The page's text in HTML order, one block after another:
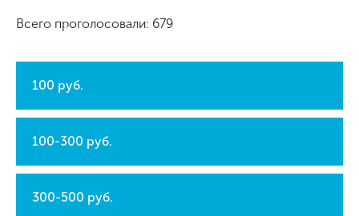
Всего проголосовали: 679
100 руб.
100-300 руб.
300-500 руб.